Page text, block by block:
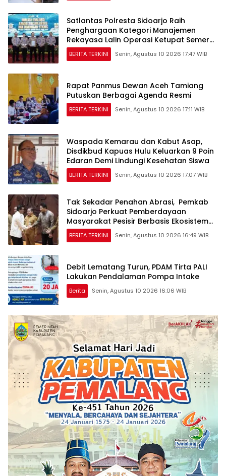
Satlantas Polresta Sidoarjo Raih
Penghargaan Kategori Manajemen
Rekayasa Lalin Operasi Ketupat Semeru
2026
BERITA TERKINI Senin, Agustus 10 2026 17:47 WIB
Rapat Panmus Dewan Aceh Tamiang
Putuskan Berbagai Agenda Resmi
BERITA TERKINI Senin, Agustus 10 2026 17:11 WIB
Waspada Kemarau dan Kabut Asap,
Disdikbud Kapuas Hulu Keluarkan 9 Poin
Edaran Demi Lindungi Kesehatan Siswa
BERITA TERKINI Senin, Agustus 10 2026 17:07 WIB
Tak Sekadar Penahan Abrasi, Pemkab
Sidoarjo Perkuat Pemberdayaan
Masyarakat Pesisir Berbasis Ekosistem
Mangrove
BERITA TERKINI Senin, Agustus 10 2026 16:49 WIB
Debit Lematang Turun, PDAM Tirta PALI
Lakukan Pendalaman Pompa Intake
Berita Senin, Agustus 10 2026 16:06 WIB